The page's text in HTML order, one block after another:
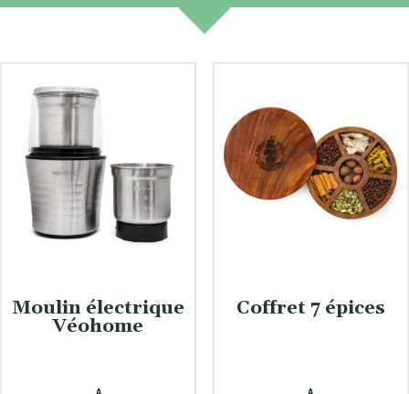
Moulin électrique
Véohome
Coffret 7 épices